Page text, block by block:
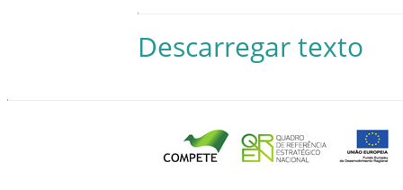
Descarregar texto